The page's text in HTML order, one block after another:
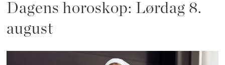
Dagens horoskop: Lørdag 8.
august